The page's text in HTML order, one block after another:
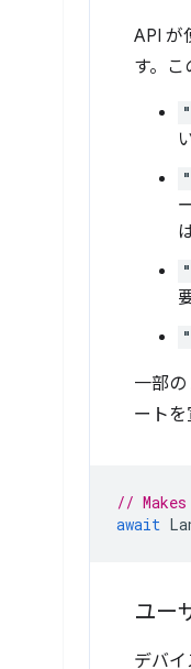
API が
す。こ
一部
ートを
//
await
ユー
デバ